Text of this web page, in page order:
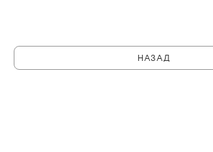
НАЗАД